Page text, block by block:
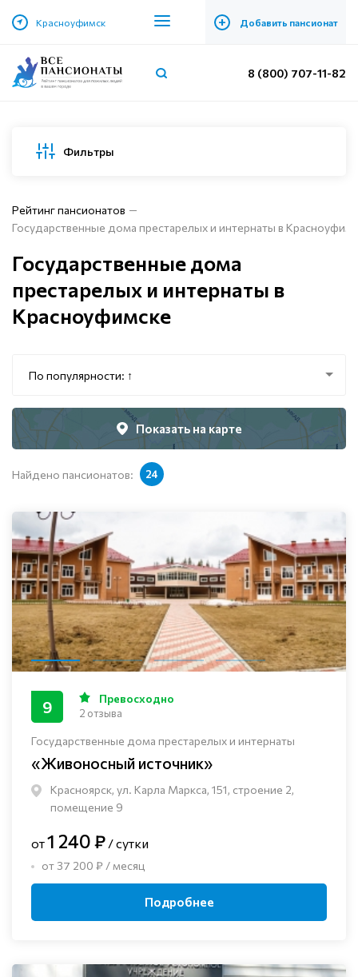
Красноуфимск + Добавить пансионат
8 (800) 707-11-82
Фильтры
Рейтинг пансионатов
Государственные дома престарелых и интернаты в
Государственные дома
престарелых и интернаты в
Красноуфимске
По популярности: ↑
Показать на карте
Найдено пансионатов: 24
Государственные дома престарелых и интернаты
«Живоносный источник»
Красноярск, ул. Карла Маркса, 151, строение 2,
помещение 9
9 Превосходно
2 отзыва
от1 240 ₽ / сутки
от 37 200 ₽ / месяц
Подробнее